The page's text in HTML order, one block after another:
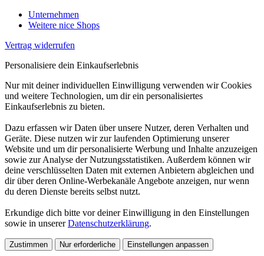
Unternehmen
Weitere nice Shops
Vertrag widerrufen
Personalisiere dein Einkaufserlebnis
Nur mit deiner individuellen Einwilligung verwenden wir Cookies
und weitere Technologien, um dir ein personalisiertes
Einkaufserlebnis zu bieten.
Dazu erfassen wir Daten über unsere Nutzer, deren Verhalten und
Geräte. Diese nutzen wir zur laufenden Optimierung unserer
Website und um dir personalisierte Werbung und Inhalte anzuzeigen
sowie zur Analyse der Nutzungsstatistiken. Außerdem können wir
deine verschlüsselten Daten mit externen Anbietern abgleichen und
dir über deren Online-Werbekanäle Angebote anzeigen, nur wenn
du deren Dienste bereits selbst nutzt.
Erkundige dich bitte vor deiner Einwilligung in den Einstellungen
sowie in unsererDatenschutzerklärung.
Zustimmen Nur erforderliche Einstellungen anpassen